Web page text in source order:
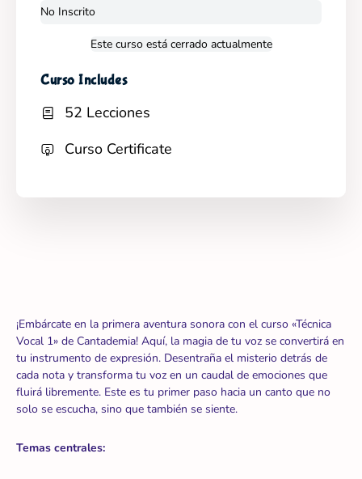
¡Embárcate en la primera aventura sonora con el curso «Técnica
Vocal 1» de Cantademia! Aquí, la magia de tu voz se convertirá en
tu instrumento de expresión. Desentraña el misterio detrás de
cada nota y transforma tu voz en un caudal de emociones que
fluirá libremente. Este es tu primer paso hacia un canto que no
solo se escucha, sino que también se siente.
Temas centrales:
No Inscrito
Este curso está cerrado actualmente
Curso Includes
52 Lecciones
Curso Certificate